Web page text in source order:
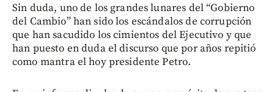
Sin duda, uno de los grandes lunares del “Gobierno
del Cambio” han sido los escándalos de corrupción
que han sacudido los cimientos del Ejecutivo y que
han puesto en duda el discurso que por años repitió
como mantra el hoy presidente Petro.